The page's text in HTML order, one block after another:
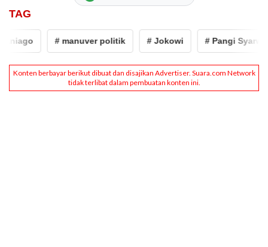
TAG
# manuver politik # Jokowi # Pangi Syarwi